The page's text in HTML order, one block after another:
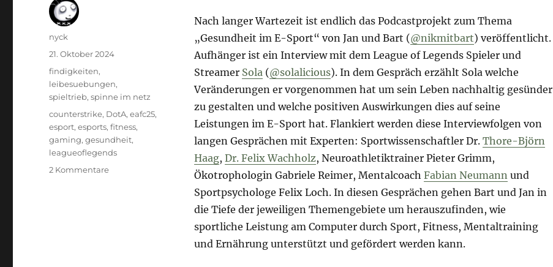
Nach langer Wartezeit ist endlich das Podcastprojekt zum Thema
„Gesundheit im E-Sport“ von Jan und Bart (@nikmitbart) veröffentlicht.
Aufhänger ist ein Interview mit dem League of Legends Spieler und
Streamer Sola (@solalicious). In dem Gespräch erzählt Sola welche
Veränderungen er vorgenommen hat um sein Leben nachhaltig gesünder
zu gestalten und welche positiven Auswirkungen dies auf seine
Leistungen im E-Sport hat. Flankiert werden diese Interviewfolgen von
langen Gesprächen mit Experten: Sportwissenschaftler Dr. Thore-Björn
Haag, Dr. Felix Wachholz, Neuroathletiktrainer Pieter Grimm,
Ökotrophologin Gabriele Reimer, Mentalcoach Fabian Neumann und
Sportpsychologe Felix Loch. In diesen Gesprächen gehen Bart und Jan in
die Tiefe der jeweiligen Themengebiete um herauszufinden, wie
sportliche Leistung am Computer durch Sport, Fitness, Mentaltraining
und Ernährung unterstützt und gefördert werden kann.
Autor
nyck
Veröffentlicht
am
21. Oktober 2024
Kategorien
findigkeiten,
leibesuebungen,
spieltrieb,spinne im netz
Schlagwörter
counterstrike, DotA,eafc25,
esport,esports,fitness,
gaming,gesundheit,
leagueoflegends
2 Kommentarezu